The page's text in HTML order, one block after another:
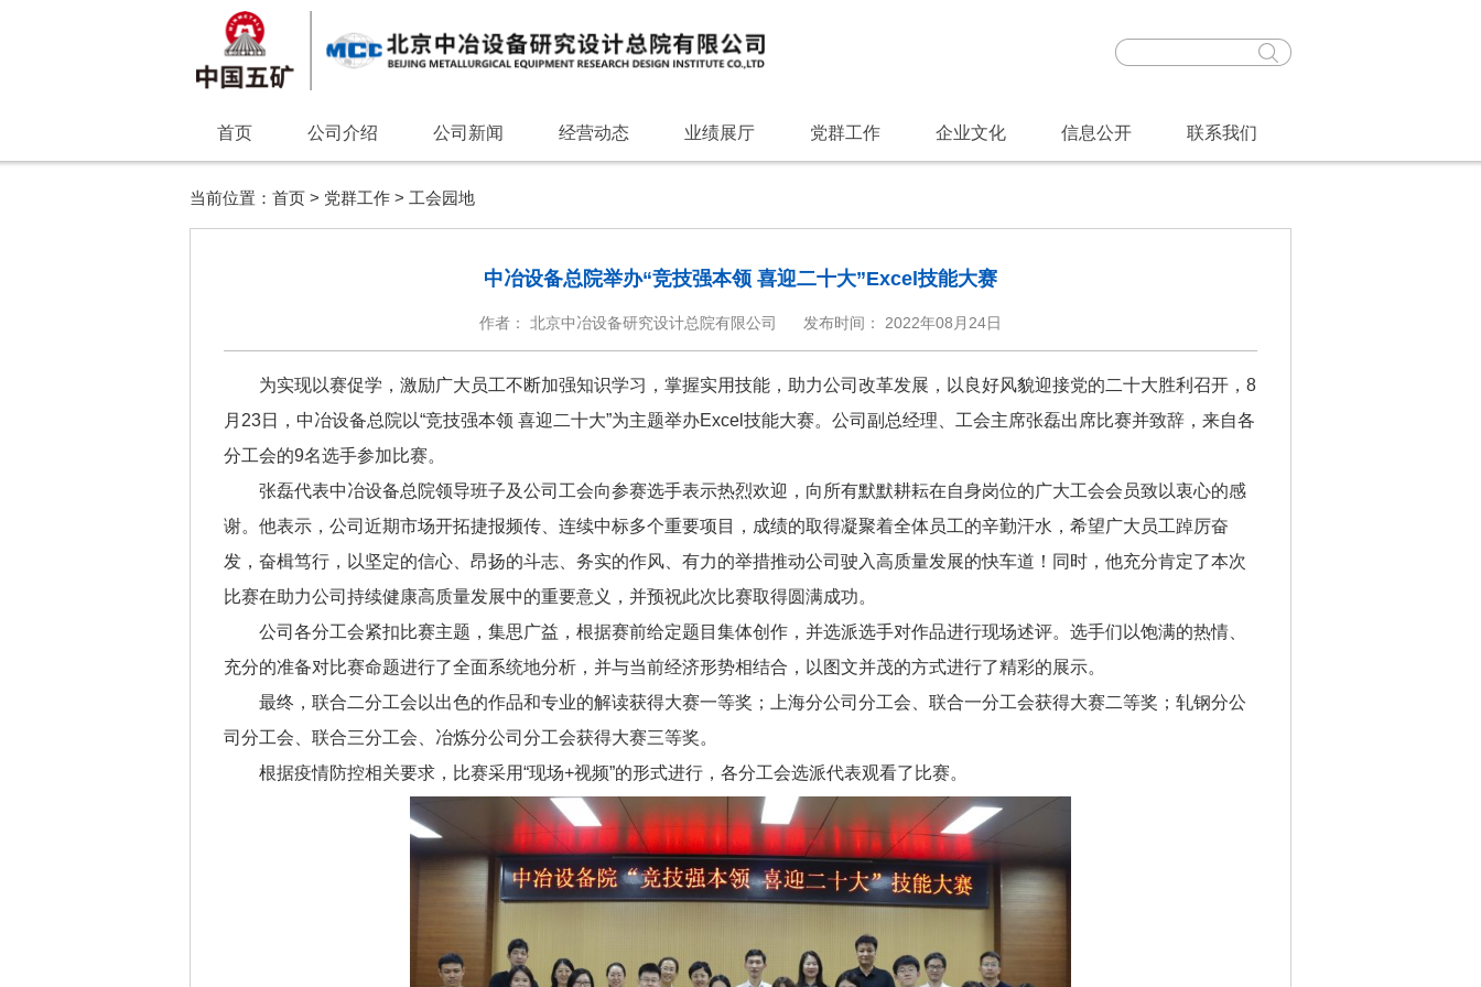
首页 公司介绍 公司新闻 经营动态 业绩展厅 党群工作 企业文化 信息公开 联系我们
当前位置： 首页 > 党群工作 > 工会园地
中冶设备总院举办“竞技强本领 喜迎二十大”Excel技能大赛
作者： 北京中冶设备研究设计总院有限公司 发布时间： 2022年08月24日
为实现以赛促学，激励广大员工不断加强知识学习，掌握实用技能，助力公司改革发展，以良好风貌迎接党的二十大胜利召开，8
月23日，中冶设备总院以“竞技强本领 喜迎二十大”为主题举办Excel技能大赛。公司副总经理、工会主席张磊出席比赛并致辞，来自各
分工会的9名选手参加比赛。
张磊代表中冶设备总院领导班子及公司工会向参赛选手表示热烈欢迎，向所有默默耕耘在自身岗位的广大工会会员致以衷心的感
谢。他表示，公司近期市场开拓捷报频传、连续中标多个重要项目，成绩的取得凝聚着全体员工的辛勤汗水，希望广大员工踔厉奋
发，奋楫笃行，以坚定的信心、昂扬的斗志、务实的作风、有力的举措推动公司驶入高质量发展的快车道！同时，他充分肯定了本次
比赛在助力公司持续健康高质量发展中的重要意义，并预祝此次比赛取得圆满成功。
公司各分工会紧扣比赛主题，集思广益，根据赛前给定题目集体创作，并选派选手对作品进行现场述评。选手们以饱满的热情、
充分的准备对比赛命题进行了全面系统地分析，并与当前经济形势相结合，以图文并茂的方式进行了精彩的展示。
最终，联合二分工会以出色的作品和专业的解读获得大赛一等奖；上海分公司分工会、联合一分工会获得大赛二等奖；轧钢分公
司分工会、联合三分工会、冶炼分公司分工会获得大赛三等奖。
根据疫情防控相关要求，比赛采用“现场+视频”的形式进行，各分工会选派代表观看了比赛。